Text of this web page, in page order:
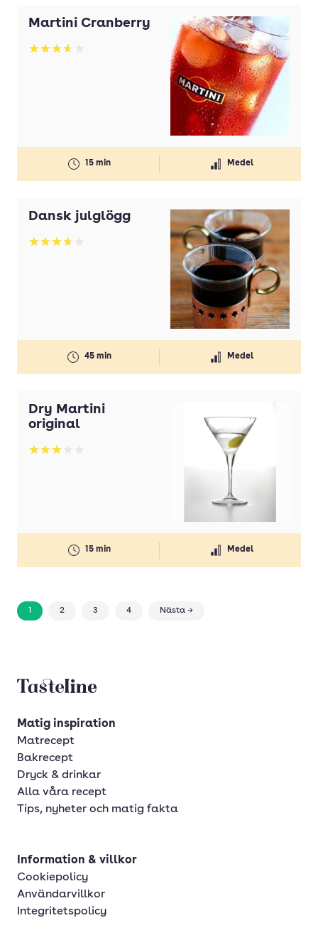
Martini Cranberry
Betyg: 3.6 av 5
15 min Medel
Dansk julglögg
Betyg: 3.71 av 5
45 min Medel
Dry Martini
original
Betyg: 2.92 av 5
15 min Medel
1 2 3 4 Nästa →
Tasteline startsida
Matig inspiration
Matrecept
Bakrecept
Dryck & drinkar
Alla våra recept
Tips, nyheter och matig fakta
Information & villkor
Cookiepolicy
Användarvillkor
Integritetspolicy